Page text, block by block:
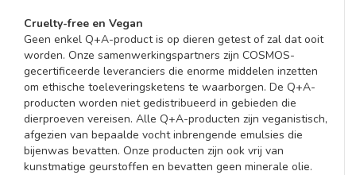
Cruelty-free en Vegan
Geen enkel Q+A-product is op dieren getest of zal dat ooit
worden. Onze samenwerkingspartners zijn COSMOS-
gecertificeerde leveranciers die enorme middelen inzetten
om ethische toeleveringsketens te waarborgen. De Q+A-
producten worden niet gedistribueerd in gebieden die
dierproeven vereisen. Alle Q+A-producten zijn veganistisch,
afgezien van bepaalde vocht inbrengende emulsies die
bijenwas bevatten. Onze producten zijn ook vrij van
kunstmatige geurstoffen en bevatten geen minerale olie.